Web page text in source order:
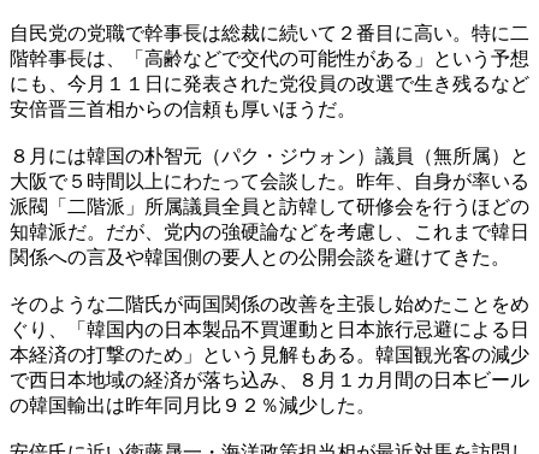
自民党の党職で幹事長は総裁に続いて２番目に高い。特に二
階幹事長は、「高齢などで交代の可能性がある」という予想
にも、今月１１日に発表された党役員の改選で生き残るなど
安倍晋三首相からの信頼も厚いほうだ。
８月には韓国の朴智元（パク・ジウォン）議員（無所属）と
大阪で５時間以上にわたって会談した。昨年、自身が率いる
派閥「二階派」所属議員全員と訪韓して研修会を行うほどの
知韓派だ。だが、党内の強硬論などを考慮し、これまで韓日
関係への言及や韓国側の要人との公開会談を避けてきた。
そのような二階氏が両国関係の改善を主張し始めたことをめ
ぐり、「韓国内の日本製品不買運動と日本旅行忌避による日
本経済の打撃のため」という見解もある。韓国観光客の減少
で西日本地域の経済が落ち込み、８月１カ月間の日本ビール
の韓国輸出は昨年同月比９２％減少した。